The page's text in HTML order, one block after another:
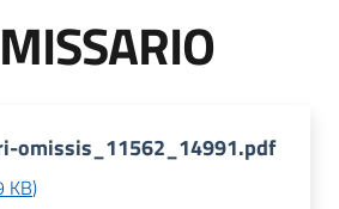
omissis_11562_14991.pdf
KB)